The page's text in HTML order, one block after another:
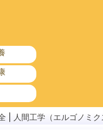
安全
人間工学（エルゴノミ